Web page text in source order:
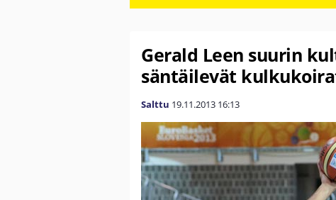
Gerald Leen suurin
säntäilevät
Salttu 19.11.2013 16:13